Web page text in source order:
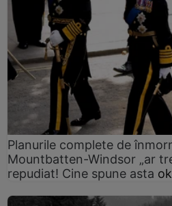
Planurile complete de
Mountbatten-Windsor „ar
repudiat! Cine spune asta